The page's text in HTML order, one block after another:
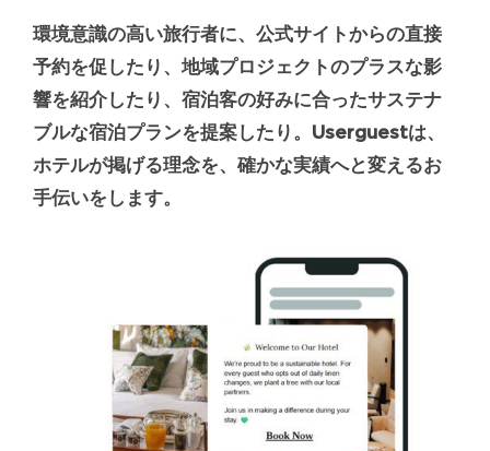
環境意識の高い旅行者に、公式サイトからの直接
予約を促したり、 地域プロジェクトのプラスな影
響を紹介したり、宿泊客の好みに合ったサステナ
ブルな宿泊プランを提案したり。Userguestは、
ホテルが掲げる理念を、確かな実績へと変えるお
手伝いをします。